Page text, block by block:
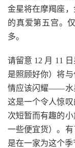
金星将在摩羯座
的真爱第五宫。
多。
请留意 12 月 11
是照顾好你）将
情应该闪耀——水
这是一个令人惊
次短暂而有趣的
一些便宜货）。
是在一家为这个季